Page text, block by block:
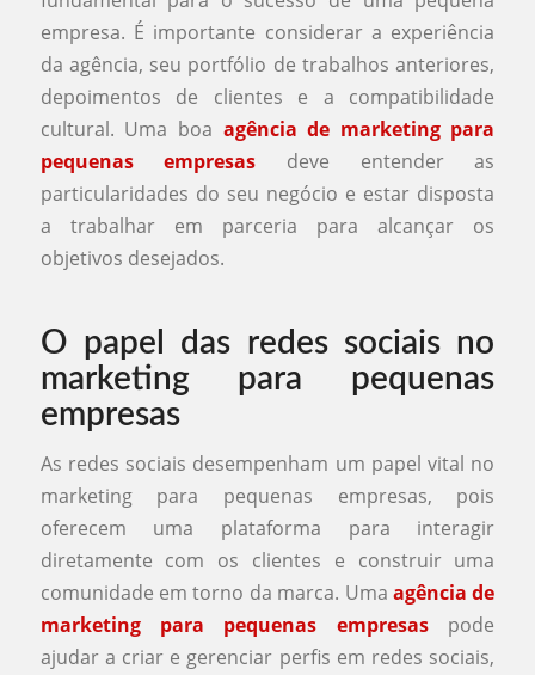
empresa. É importante considerar a experiência
da agência, seu portfólio de trabalhos anteriores,
depoimentos de clientes e a compatibilidade
cultural. Uma boa agência de marketing para
pequenas empresas deve entender as
particularidades do seu negócio e estar disposta
a trabalhar em parceria para alcançar os
objetivos desejados.
O papel das redes sociais no
marketing para pequenas
empresas
As redes sociais desempenham um papel vital no
marketing para pequenas empresas, pois
oferecem uma plataforma para interagir
diretamente com os clientes e construir uma
comunidade em torno da marca. Uma agência de
marketing para pequenas empresaspode
ajudar a criar e gerenciar perfis em redes sociais,